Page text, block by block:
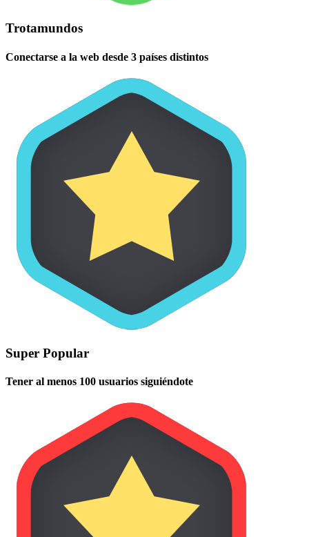
Trotamundos
Conectarse a la web desde 3 países distintos
Super Popular
Tener al menos 100 usuarios siguiéndote